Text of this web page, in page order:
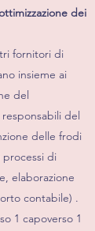
dei
fornitori di
insieme ai
del
del
delle frodi
di
elaborazione
contabile) .
1 capoverso 1